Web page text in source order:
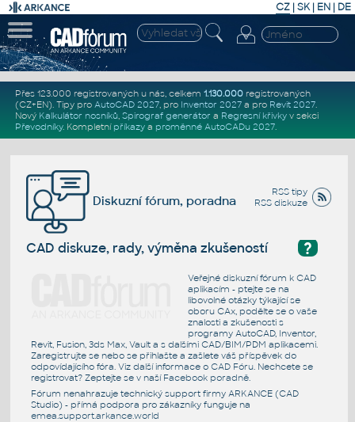
CZ | SK| EN | DE
Přes 123.000 registrovaných u nás, celkem 1.130.000registrovaných
(CZ+EN). Tipy pro AutoCAD 2027, pro Inventor 2027a pro Revit 2027.
Nový Kalkulátor nosníků, Spirograf generátor a Regresní křivkyv sekci
Převodníky. Kompletní příkazya proměnné AutoCADu 2027.
RSS tipy
RSS diskuze
Diskuzní fórum, poradna
?
CAD diskuze, rady, výměna zkušeností
Veřejné diskuzní fórum k CAD
aplikacím - ptejte se na
libovolné otázky týkající se
oboru CAx, podělte se o vaše
znalosti a zkušenosti s
programy AutoCAD, Inventor,
Revit, Fusion, 3ds Max, Vault a s dalšími CAD/BIM/PDM aplikacemi.
Zaregistrujte se nebo se přihlašte a zašlete váš příspěvek do
odpovídajícího fóra. Viz další informace o CAD Fóru. Nechcete se
registrovat? Zeptejte se v naší Facebook poradně.
Fórum nenahrazuje technický support firmy ARKANCE (CAD
Studio) - přímá podpora pro zákazníky funguje na
emea.support.arkance.world